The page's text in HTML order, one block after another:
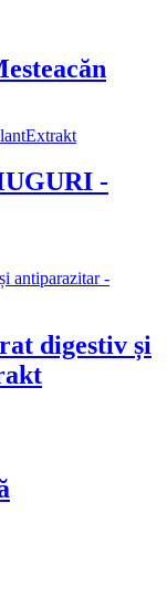
-
digestiv și